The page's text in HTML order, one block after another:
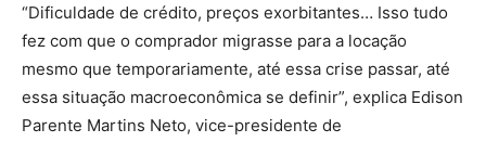
“Dificuldade de crédito, preços exorbitantes… Isso tudo
fez com que o comprador migrasse para a locação
mesmo que temporariamente, até essa crise passar, até
essa situação macroeconômica se definir”, explica Edison
Parente Martins Neto, vice-presidente de